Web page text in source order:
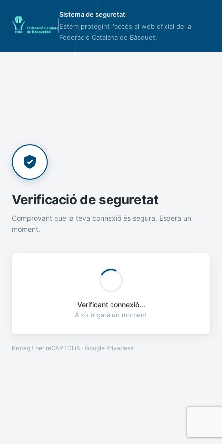
Sistema de seguretat
Estem protegint l'accés al web oficial de la
Federació Catalana de Bàsquet.
Verificació de seguretat
Comprovant que la teva connexió és segura. Espera un
moment.
Verificant connexió...
Això trigarà un moment
Protegit per reCAPTCHA · Google Privadesa